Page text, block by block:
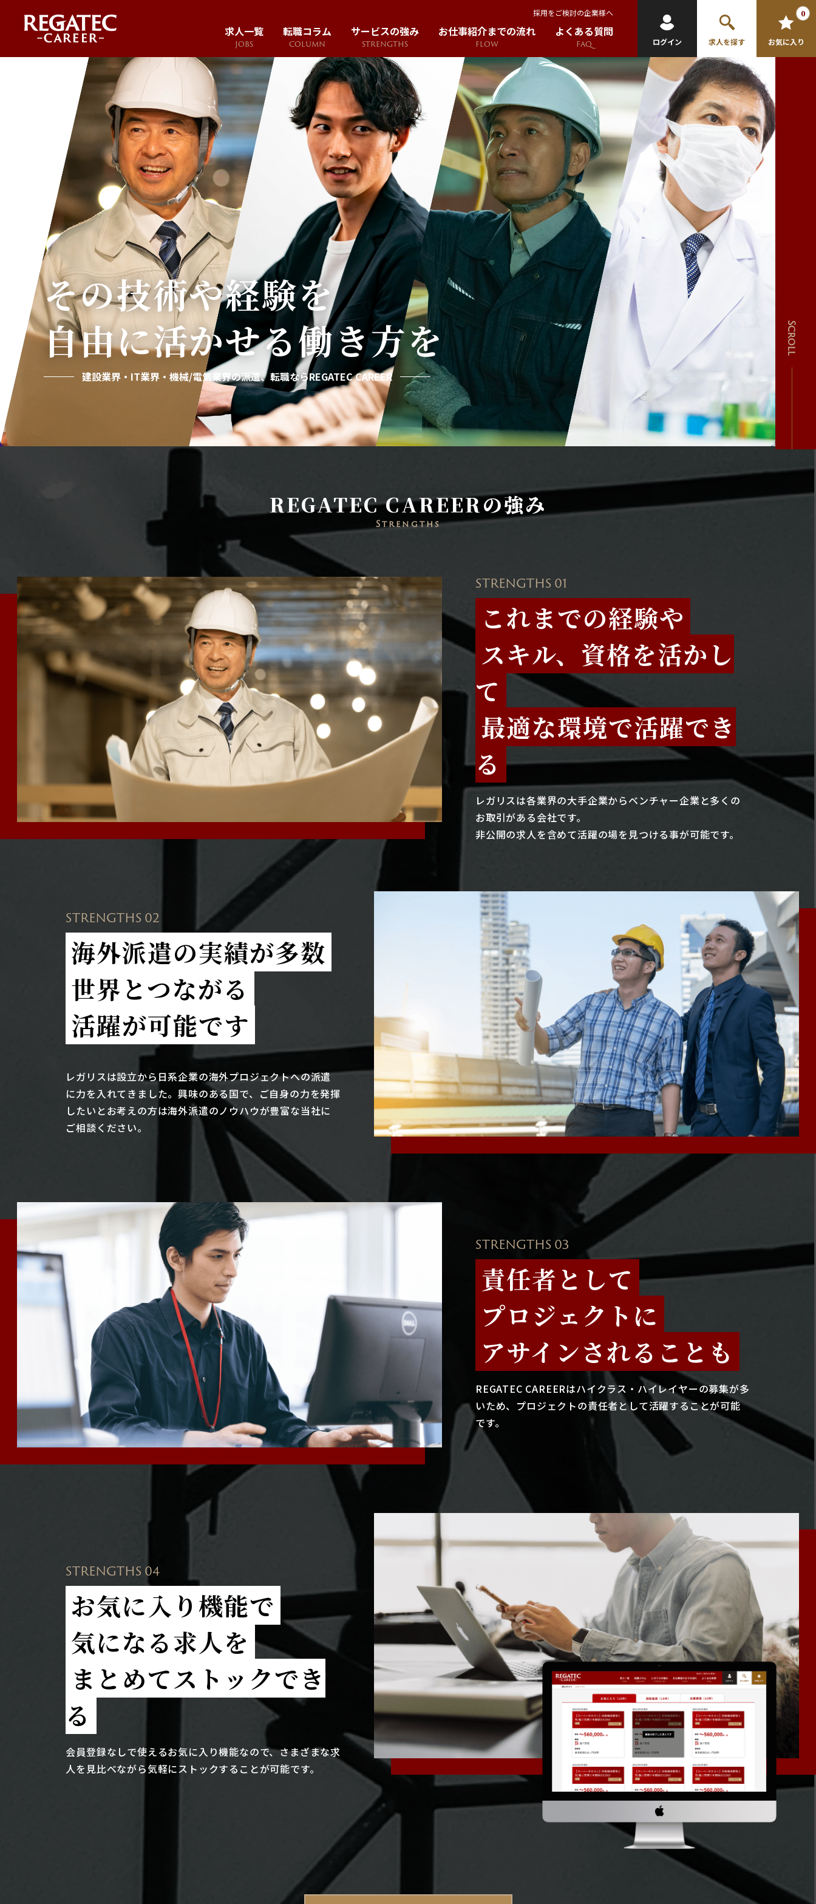
採用をご検討の企業様へ
求人一覧
JOBS
転職コラム
COLUMN
サービスの強み
STRENGTHS
お仕事紹介までの流れ
FLOW
よくある質問
FAQ ログイン 求人を探す お気に入り
0
Scroll
その技術や経験を
自由に活かせる働き方を
建設業界・IT業界・機械/電気業界の派遣、転職ならREGATEC CAREER
REGATEC CAREERの強み
Strengths
STRENGTHS 01
これまでの経験や
スキル、資格を活かし
て
最適な環境で活躍でき
る
レガリスは各業界の大手企業からベンチャー企業と多くの
お取引がある会社です。
非公開の求人を含めて活躍の場を見つける事が可能です。
STRENGTHS 02
海外派遣の実績が多数
世界とつながる
活躍が可能です
レガリスは設立から日系企業の海外プロジェクトへの派遣
に力を入れてきました。興味のある国で、ご自身の力を発揮
したいとお考えの方は海外派遣のノウハウが豊富な当社に
ご相談ください。
STRENGTHS 03
責任者として
プロジェクトに
アサインされることも
REGATEC CAREERはハイクラス・ハイレイヤーの募集が多
いため、プロジェクトの責任者として活躍することが可能
です。
STRENGTHS 04
お気に入り機能で
気になる求人を
まとめてストックでき
る
会員登録なしで使えるお気に入り機能なので、さまざまな求
人を見比べながら気軽にストックすることが可能です。